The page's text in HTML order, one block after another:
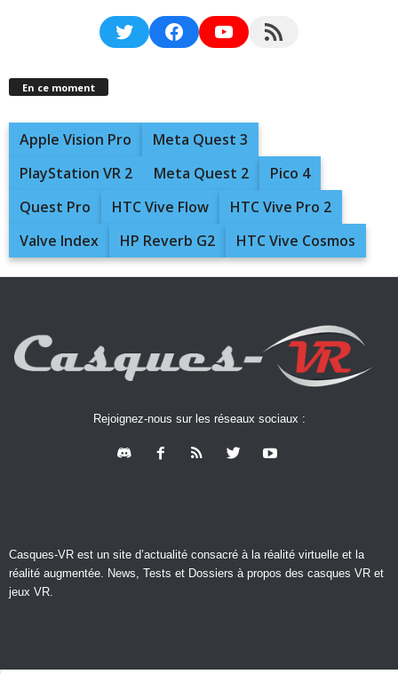
TwitterFacebookYouTubeRSS Feed
En ce moment
Apple Vision Pro
Meta Quest 3
PlayStation VR 2
Meta Quest 2
Pico 4
Quest Pro
HTC Vive Flow
HTC Vive Pro 2
Valve Index
HP Reverb G2 HTC Vive Cosmos
Rejoignez-nous sur les réseaux sociaux :
Casques-VR est un site d’actualité consacré à la réalité virtuelle et la
réalité augmentée. News, Tests et Dossiers à propos des casques VR et
jeux VR.